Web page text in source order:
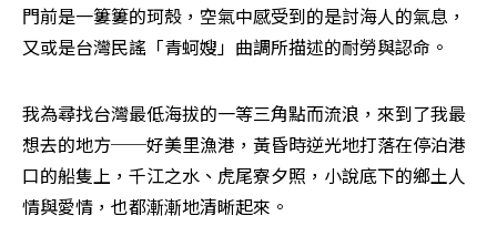
門前是一簍簍的珂殼，空氣中感受到的是討海人的氣息，
又或是台灣民謠「青蚵嫂」曲調所描述的耐勞與認命。
我為尋找台灣最低海拔的一等三角點而流浪，來到了我最
想去的地方──好美里漁港，黃昏時逆光地打落在停泊港
口的船隻上，千江之水、虎尾寮夕照，小說底下的鄉土人
情與愛情，也都漸漸地清晰起來。